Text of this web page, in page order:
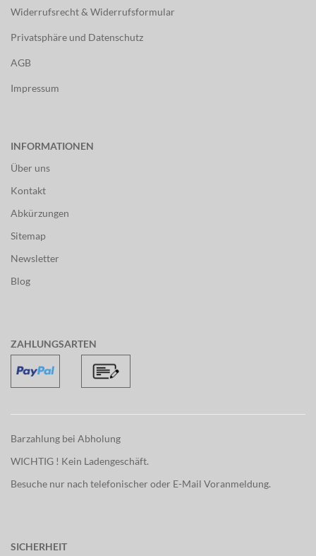
Widerrufsrecht & Widerrufsformular
Privatsphäre und Datenschutz
AGB
Impressum
INFORMATIONEN
Über uns
Kontakt
Abkürzungen
Sitemap
Newsletter
Blog
ZAHLUNGSARTEN
Barzahlung bei Abholung
WICHTIG ! Kein Ladengeschäft.
Besuche nur nach telefonischer oder E-Mail Voranmeldung.
SICHERHEIT